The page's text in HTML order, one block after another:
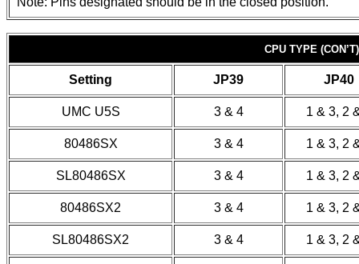
CPU TYPE (CON’T)
Setting JP39 JP40
UMC U5S 3 & 4 1 & 3, 2
80486SX 3 & 4 1 & 3, 2
SL80486SX 3 & 4 1 & 3, 2
80486SX2 3 & 4 1 & 3, 2
SL80486SX2 3 & 4 1 & 3, 2